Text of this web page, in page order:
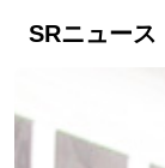
SRニュース